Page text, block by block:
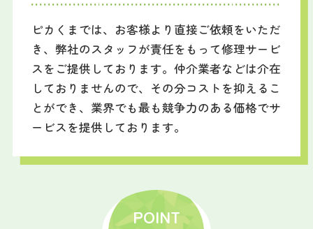
ピカくまでは、お客様より直接ご依頼をいただ
き、弊社のスタッフが責任をもって修理サービ
スをご提供しております。仲介業者などは介在
しておりませんので、その分コストを抑えるこ
とができ、業界でも最も競争力のある価格でサ
ービスを提供しております。
POINT